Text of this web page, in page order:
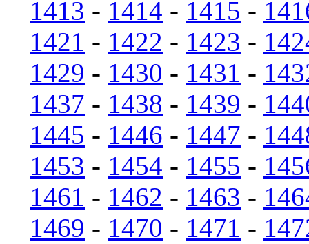
1413 - 1414 - 1415 -
1421 - 1422 - 1423 -
1429 - 1430 - 1431 -
1437 - 1438 - 1439 -
1445 - 1446 - 1447 -
1453 - 1454 - 1455 -
1461 - 1462 - 1463 -
1469 - 1470 - 1471 -